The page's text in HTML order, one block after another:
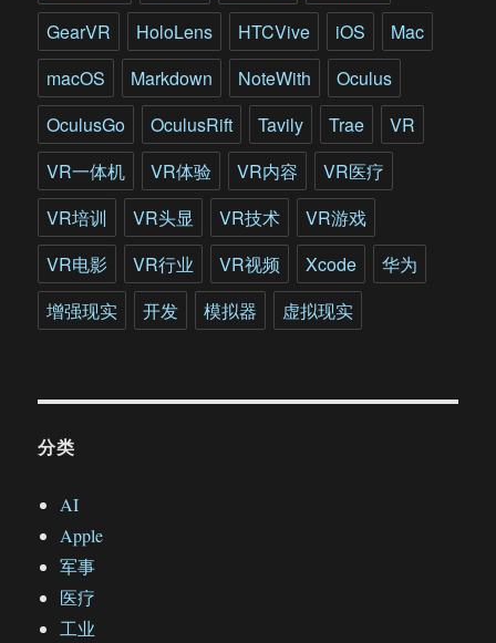
GearVR
HoloLens HTCVive iOS
Mac
macOS
Markdown NoteWith
Oculus
OculusGo
OculusRift Tavily Trae
VR
VR一体机
VR体验 VR内容
VR医疗
VR培训
VR头显 VR技术
VR游戏
VR电影
VR行业 VR视频 Xcode
华为
增强现实
开发 模拟器 虚拟现实
分类
AI
Apple
军事
医疗
工业